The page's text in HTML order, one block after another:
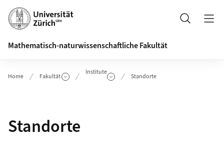
Header
Suche
Mathematisch-naturwissenschaftliche Fakultät
Home Fakultät
Institute
Standorte
Standorte